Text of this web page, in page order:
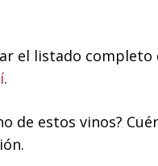
el listado completo
.
de estos vinos?